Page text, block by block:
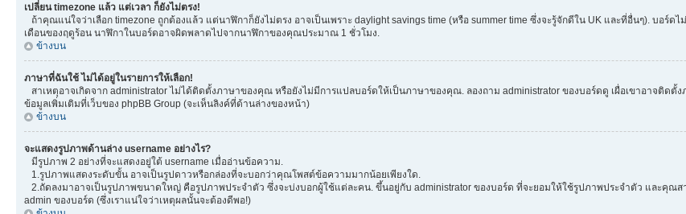
เปลี่ยน timezone แล้ว แต่เวลา ก็ยังไม่ตรง!
ถ้าคุณแน่ใจว่าเลือก timezone ถูกต้องแล้ว แต่นาฬิกาก็ยังไม่ตรง อาจเป็นเพราะ daylight savings time (หรือ summer time ซึ่งจะรู้จักดีใน UK และที่อื่นๆ). บอร์
เดือนของฤดูร้อน นาฬิกาในบอร์ดอาจผิดพลาดไปจากนาฬิกาของคุณประมาณ 1 ชั่วโมง.
ข้างบน
ภาษาที่ฉันใช้ ไม่ได้อยู่ในรายการให้เลือก!
สาเหตุอาจเกิดจาก administrator ไม่ได้ติดตั้งภาษาของคุณ หรือยังไม่มีการแปลบอร์ดให้เป็นภาษาของคุณ. ลองถาม administrator ของบอร์ดดู เผื่อเขาอาจติ
ข้อมูลเพิ่มเติมที่เว็บของ phpBB Group (จะเห็นลิงค์ที่ด้านล่างของหน้า)
ข้างบน
จะแสดงรูปภาพด้านล่าง username อย่างไร?
มีรูปภาพ 2 อย่างที่จะแสดงอยู่ใต้ username เมื่ออ่านข้อความ.
1.รูปภาพแสดงระดับขั้น อาจเป็นรูปดาวหรือกล่องที่จะบอกว่าคุณโพสต์ข้อความมากน้อยเพียงใด.
2.ถัดลงมาอาจเป็นรูปภาพขนาดใหญ่ คือรูปภาพประจำตัว ซึ่งจะบ่งบอกผู้ใช้แต่ละคน. ขึ้นอยู่กับ administrator ของบอร์ด ที่จะยอมให้ใช้รูปภาพประจำตัว และคุณ
admin ของบอร์ด (ซึ่งเราแน่ใจว่าเหตุผลนั้นจะต้องดีพอ!)